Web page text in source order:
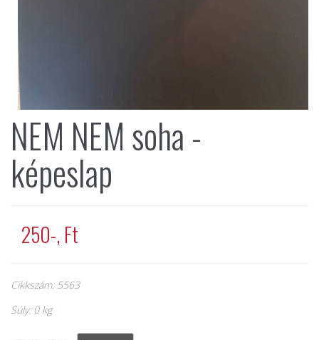
NEM NEM soha -
képeslap
250-, Ft
Cikkszám: 5563
Súly: 0 kg